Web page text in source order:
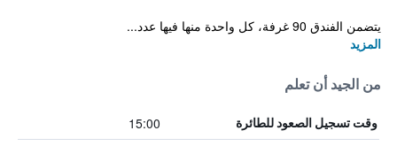
يتضمن الفندق 90 غرفة، كل واحدة منها فيها عدد...
المزيد
من الجيد أن تعلم
وقت تسجيل الصعود للطائرة 15:00